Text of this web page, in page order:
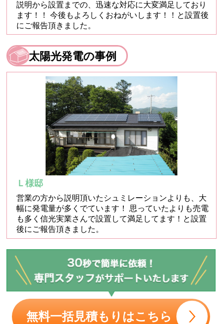
説明から設置までの、迅速な対応に大変満足しており
ます！！ 今後もよろしくおねがいします！！と設置後
にご報告頂きました。
太陽光発電の事例
Ｌ様邸
営業の方から説明頂いたシュミレーションよりも、大
幅に発電量が多くでています！ 思っていたよりも売電
も多く信光実業さんで設置して満足してます！と設置
後にご報告頂きました。
無料一括見積もりはこちら